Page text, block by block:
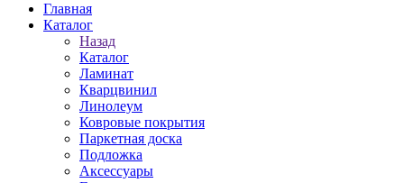
Главная
Каталог
Назад
Каталог
Ламинат
Кварцвинил
Линолеум
Ковровые покрытия
Паркетная доска
Подложка
Аксессуары